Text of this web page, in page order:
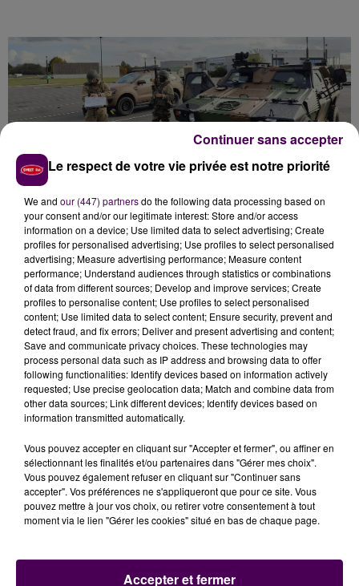
L’ARMÉE RECRUTE SANS RELÂCHE
L’exercice s’est achevé ce jeudi 2 novembre avec une
prise d’armes à Contres. Et il aura aussi été ponctué
d'échanges avec le public, notamment deux jours plus
tôt sur une zone commerciale, à Blois.Rose, une
Tourangelle de 19 ans:"Après être passée par le
CIRFA, j’ai effectué une préparation militaire",et la
voici réserviste de l’Armée de Terre en marge de ses
études en 2e année de BTS Commerce.Simon, un
Opération Extérieure-"par goût de l’aventure et
aussi pour le côté formateur".
Rencontre avec Rose et Simon au micro de Nicolas
Le respect de votre vie privée est notre priorité
We and our (447) partnersdo the following data processing based on
your consent and/or our legitimate interest: Store and/or access
information on a device; Use limited data to select advertising; Create
profiles for personalised advertising; Use profiles to select personalised
advertising; Measure advertising performance; Measure content
performance; Understand audiences through statistics or combinations
of data from different sources; Develop and improve services; Create
profiles to personalise content; Use profiles to select personalised
content; Use limited data to select content; Ensure security, prevent and
detect fraud, and fix errors; Deliver and present advertising and content;
Save and communicate privacy choices. These technologies may
process personal data such as IP address and browsing data to offer
following functionalities: Identify devices based on information actively
requested; Use precise geolocation data; Match and combine data from
other data sources; Link different devices; Identify devices based on
information transmitted automatically.
Vous pouvez accepter en cliquant sur "Accepter et fermer", ou affiner en
sélectionnant les finalités et/ou partenaires dans "Gérer mes choix".
Vous pouvez également refuser en cliquant sur "Continuer sans
accepter". Vos préférences ne s'appliqueront que pour ce site. Vous
pouvez mettre à jour vos choix, ou retirer votre consentement à tout
moment via le lien "Gérer les cookies" situé en bas de chaque page.
Accepter et fermer
Continuer sans accepter